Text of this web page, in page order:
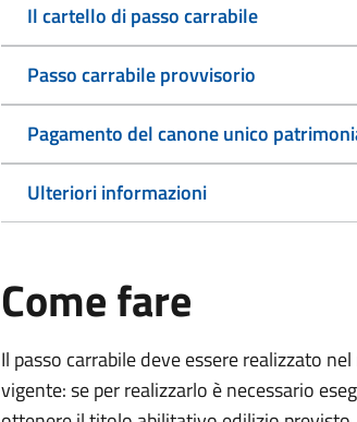
Il cartello di passo carrabile
Passo carrabile provvisorio
Pagamento del canone unico
Ulteriori informazioni
Come fare
Il passo carrabile deve essere realizzato
vigente: se per realizzarlo è necessario